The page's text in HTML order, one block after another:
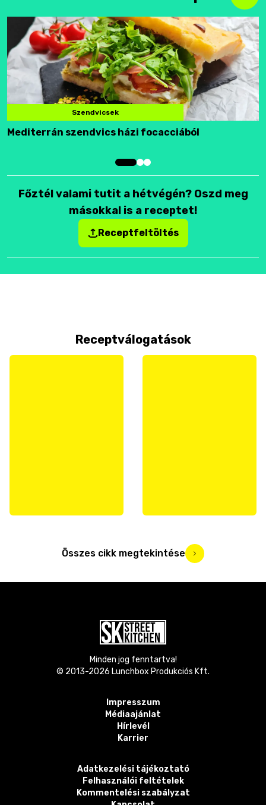
Szendvicsek
Mediterrán szendvics házi focacciából
Főztél valami tutit a hétvégén? Oszd meg
másokkal is a receptet!
Receptfeltöltés
Receptválogatások
Összes cikk megtekintése
Minden jog fenntartva!
© 2013-2026 Lunchbox Produkciós Kft.
Impresszum
Médiaajánlat
Hírlevél
Karrier
Adatkezelési tájékoztató
Felhasználói feltételek
Kommentelési szabályzat